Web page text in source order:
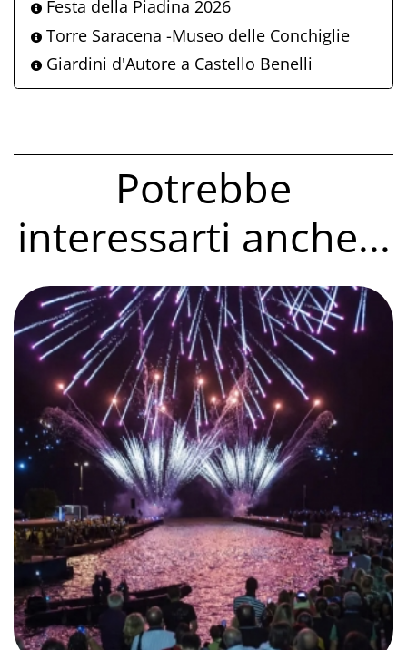
Festa della Piadina 2026
Torre Saracena -Museo delle Conchiglie
Giardini d'Autore a Castello Benelli
Potrebbe
interessarti anche...